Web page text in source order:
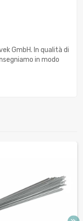
GmbH. In qualità di
in modo